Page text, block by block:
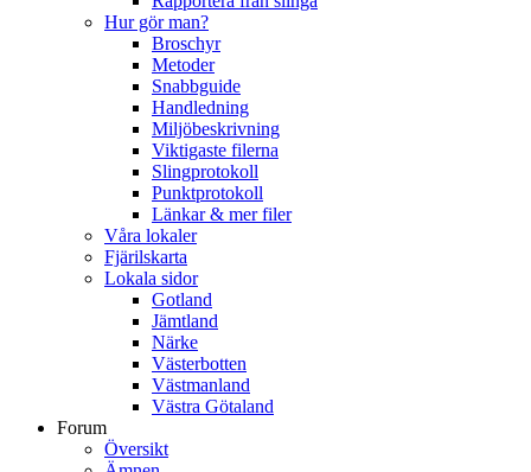
Hur gör man?
Broschyr
Metoder
Snabbguide
Handledning
Miljöbeskrivning
Viktigaste filerna
Slingprotokoll
Punktprotokoll
Länkar & mer filer
Våra lokaler
Fjärilskarta
Lokala sidor
Gotland
Jämtland
Närke
Västerbotten
Västmanland
Västra Götaland
Forum
Översikt